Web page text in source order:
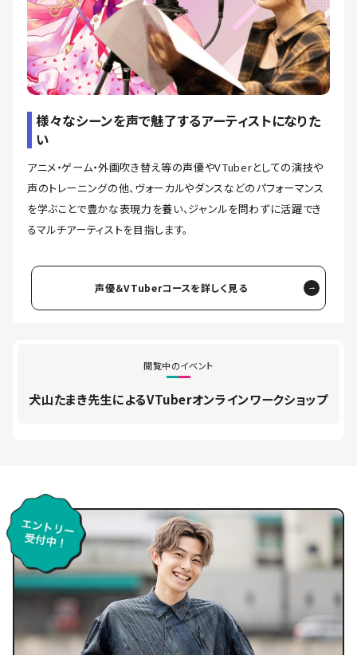
閲覧中のイベント
犬山たまき先生によるVTuberオンラインワークショップ
様々なシーンを声で魅了するアーティストになりた
い
アニメ・ゲーム・外画吹き替え等の声優やVTuberとしての演技や
声のトレーニングの他、ヴォーカルやダンスなどのパフォーマンス
を学ぶことで豊かな表現力を養い、ジャンルを問わずに活躍でき
るマルチアーティストを目指します。
声優＆VTuberコースを詳しく見る